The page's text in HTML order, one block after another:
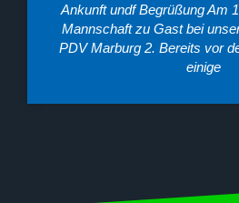
Ankunft undf Begrüßung Am
Mannschaft zu Gast bei
PDV Marburg 2. Bereits vor
einige